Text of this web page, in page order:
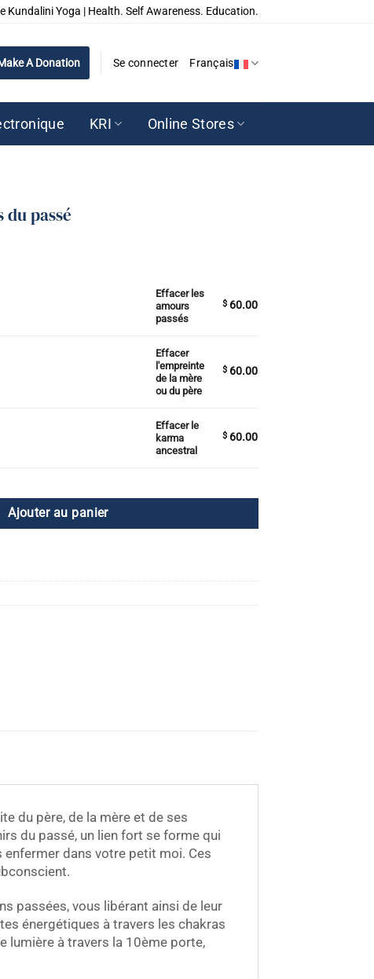
Kundalini Yoga | Health. Self Awareness. Education.
A Donation Se connecter Français
KRI Online Stores
passé
Effacer les
amours
passés
$ 60.00
Effacer
l'empreinte
de la mère
ou du père
$ 60.00
Effacer le
karma
ancestral
$ 60.00
Ajouter au panier
du père, de la mère et de ses
du passé, un lien fort se forme qui
enfermer dans votre petit moi. Ces
passées, vous libérant ainsi de leur
énergétiques à travers les chakras
lumière à travers la 10ème porte,